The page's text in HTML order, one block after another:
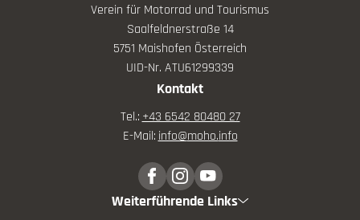
Verein für Motorrad und Tourismus
Saalfeldnerstraße 14
5751 Maishofen Österreich
UID-Nr. ATU61299339
Kontakt
Tel.: +43 6542 80480 27
E-Mail: info@moho.info
Weiterführende Links